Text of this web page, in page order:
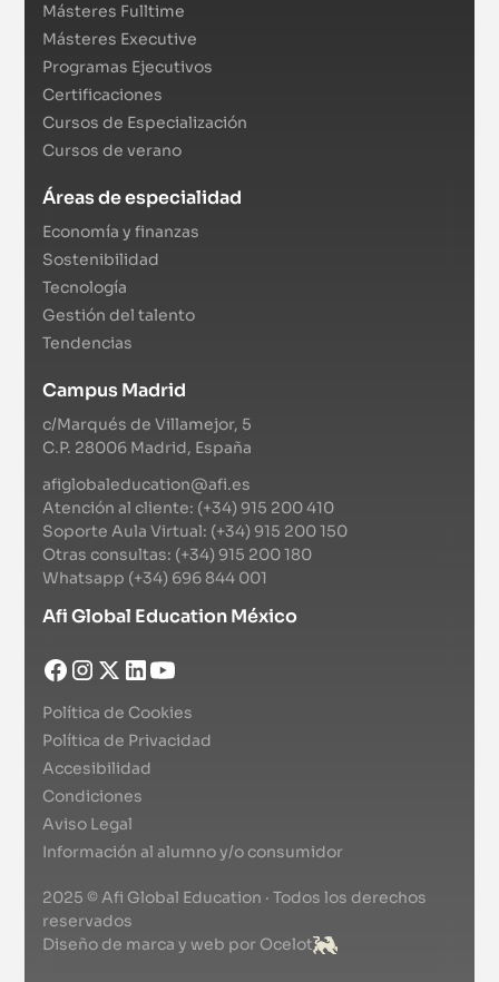
Másteres Fulltime
Másteres Executive
Programas Ejecutivos
Certificaciones
Cursos de Especialización
Cursos de verano
Áreas de especialidad
Economía y finanzas
Sostenibilidad
Tecnología
Gestión del talento
Tendencias
Campus Madrid
c/Marqués de Villamejor, 5
C.P. 28006 Madrid, España
afiglobaleducation@afi.es
Atención al cliente: (+34) 915 200 410
Soporte Aula Virtual: (+34) 915 200 150
Otras consultas: (+34) 915 200 180
Whatsapp (+34) 696 844 001
Afi Global Education México
Política de Cookies
Política de Privacidad
Accesibilidad
Condiciones
Aviso Legal
Información al alumno y/o consumidor
2025 © Afi Global Education · Todos los derechos
reservados
Diseño de marca y web por Ocelot